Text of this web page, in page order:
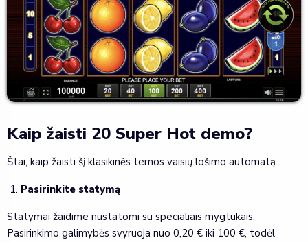
Kaip žaisti 20 Super Hot demo?
Štai, kaip žaisti šį klasikinės temos vaisių lošimo automatą.
Pasirinkite statymą
Statymai žaidime nustatomi su specialiais mygtukais.
Pasirinkimo galimybės svyruoja nuo 0,20 € iki 100 €, todėl